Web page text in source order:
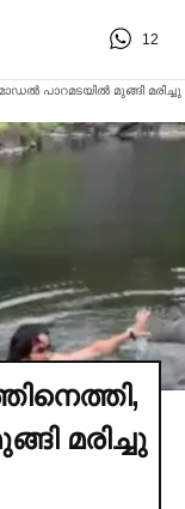
12
പാറമടയില്‍ മുങ്ങി മരിച്ചു
മരിച്ചു